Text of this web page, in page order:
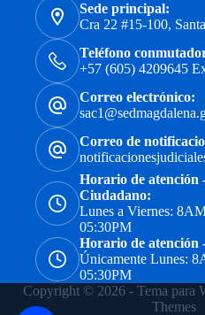
Sede principal:
Cra 22 #15-100,
Teléfono
+57 (605) 4209645
Correo electrónico:
Correo de
Horario de atención
Ciudadano:
Lunes a Viernes:
05:30PM
Horario de atención
Únicamente Lunes:
05:30PM
Copyright © 2026 - Tema para
Themes